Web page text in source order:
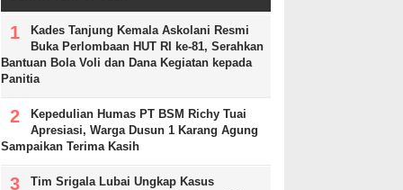
Kades Tanjung Kemala Askolani Resmi
Buka Perlombaan HUT RI ke-81, Serahkan
Bantuan Bola Voli dan Dana Kegiatan kepada
Panitia
Kepedulian Humas PT BSM Richy Tuai
Apresiasi, Warga Dusun 1 Karang Agung
Sampaikan Terima Kasih
Tim Srigala Lubai Ungkap Kasus